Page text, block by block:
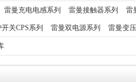
雷曼充电电感系列 雷曼接触器系列 雷
关CPS系列 雷曼双电源系列 雷曼变